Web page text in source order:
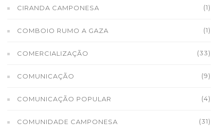
CIRANDA CAMPONESA (1)
COMBOIO RUMO A GAZA (1)
COMERCIALIZAÇÃO (33)
COMUNICAÇÃO (9)
COMUNICAÇÃO POPULAR (4)
COMUNIDADE CAMPONESA (31)